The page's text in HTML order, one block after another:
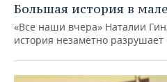
Большая история в
«Все наши вчера» Наталии
история незаметно